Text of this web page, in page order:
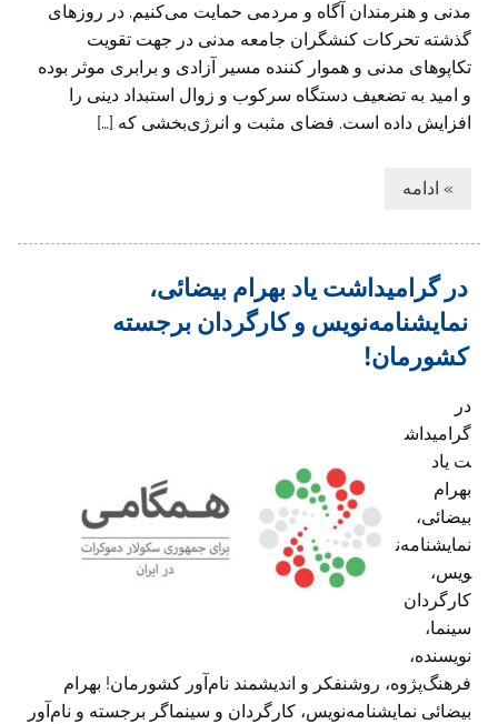
مدنی و هنرمندان آگاه و مردمی حمایت می‌کنیم. در روزهای
گذشته تحرکات کنشگران جامعه مدنی در جهت تقویت
تکاپوهای مدنی و هموار کننده مسیر آزادی و برابری موثر بوده
و امید به تضعیف دستگاه سرکوب و زوال استبداد دینی را
افزایش داده است. فضای مثبت و انرژی‌بخشی که […]
» ادامه
در گرامیداشت یاد بهرام بیضائی،
نمایشنامه‌نویس و کارگردان برجسته
کشورمان!
در
گرامیداش
ت یاد
بهرام
بیضائی،
نمایشنامه‌ن
ویس،
کارگردان
سینما،
نویسنده،
فرهنگ‌پژوه، روشنفکر و اندیشمند نام‌آور کشورمان! بهرام
بیضائی نمایشنامه‌نویس، کارگردان و سینماگر برجسته و نام‌آور